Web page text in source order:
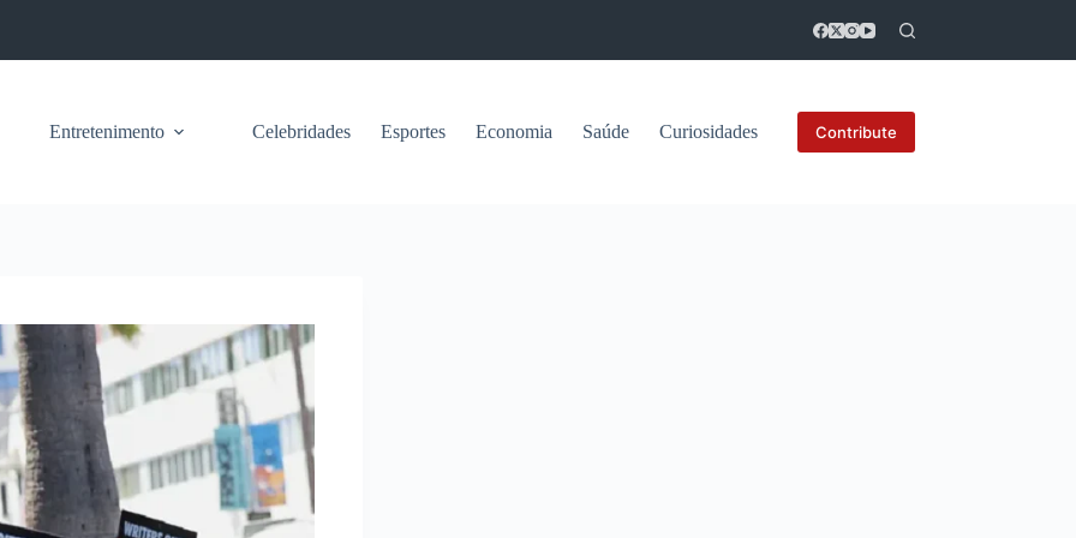
Entretenimento Celebridades Esportes Economia Saúde Curiosidades Contribute